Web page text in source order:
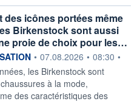
des icônes portées même
Birkenstock sont aussi
proie de choix pour les…
par • 07.08.2026 • 08:30 •
les Birkenstock sont
à la mode,
des caractéristiques des